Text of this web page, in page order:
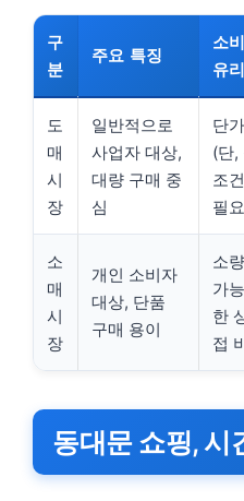
구
분
주요 특징
소
유
도
매
시
장
일반적으로
사업자 대상,
대량 구매 중
심
단
(단,
조
필
소
매
시
장
개인 소비자
대상, 단품
구매 용이
소
가
한
접
동대문 쇼핑, 시